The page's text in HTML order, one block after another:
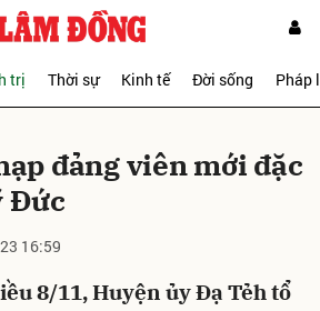
trị Thời sự Kinh tế Đời sống Pháp
đảng viên mới đặc
Đức
16:59
8/11, Huyện ủy Đạ Tẻh tổ